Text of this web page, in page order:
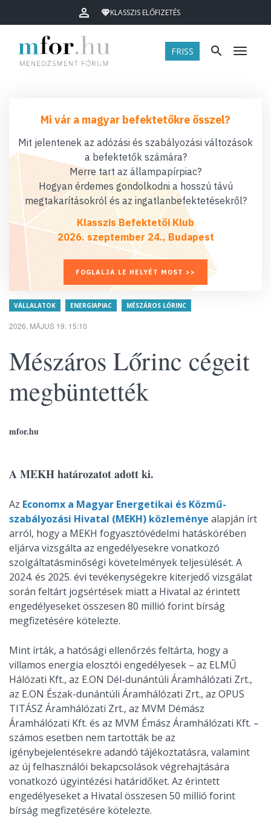
KLASSZIS ELŐFIZETÉS
FRISS Menü
Mi vár a magyar befektetőkre ősszel?
Mit jelentenek az adózási és szabályozási változások
a befektetők számára?
Merre tart az állampapírpiac?
Hogyan érdemes gondolkodni a hosszú távú
megtakarításokról és az ingatlanbefektetésekről?
Klasszis Befektetői Klub
2026. szeptember 24., Budapest
FOGLALJA LE HELYÉT MOST >>
VÁLLALATOK ENERGIAPIAC MÉSZÁROS LŐRINC
2026. MÁJUS 19. 15:10
Mészáros Lőrinc cégeit
megbüntették
mfor.hu
A MEKH határozatot adott ki.
Az Economx a Magyar Energetikai és Közmű-
szabályozási Hivatal (MEKH) közleménye alapján írt
arról, hogy a MEKH fogyasztóvédelmi hatáskörében
eljárva vizsgálta az engedélyesekre vonatkozó
szolgáltatásminőségi követelmények teljesülését. A
2024. és 2025. évi tevékenységekre kiterjedő vizsgálat
során feltárt jogsértések miatt a Hivatal az érintett
engedélyeseket összesen 80 millió forint bírság
megfizetésére kötelezte.
Mint írták, a hatósági ellenőrzés feltárta, hogy a
villamos energia elosztói engedélyesek – az ELMŰ
Hálózati Kft., az E.ON Dél-dunántúli Áramhálózati Zrt.,
az E.ON Észak-dunántúli Áramhálózati Zrt., az OPUS
TITÁSZ Áramhálózati Zrt., az MVM Démász
Áramhálózati Kft. és az MVM Émász Áramhálózati Kft. –
számos esetben nem tartották be az
igénybejelentésekre adandó tájékoztatásra, valamint
az új felhasználói bekapcsolások végrehajtására
vonatkozó ügyintézési határidőket. Az érintett
engedélyeseket a Hivatal összesen 50 millió forint
bírság megfizetésére kötelezte.